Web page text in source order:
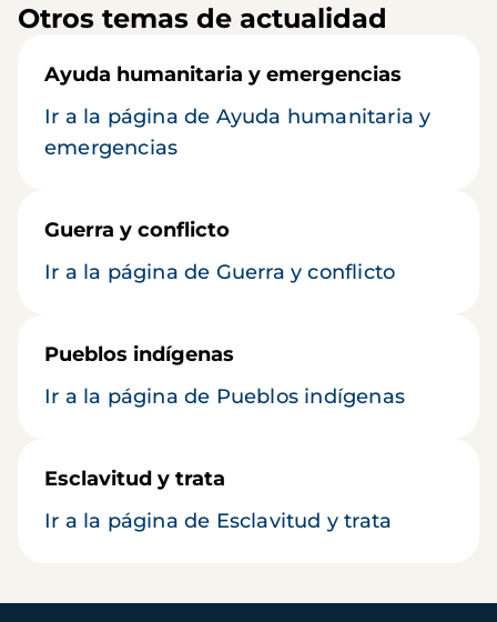
Otros temas de actualidad
Ayuda humanitaria y emergencias
Ir a la página de Ayuda humanitaria y
emergencias
Guerra y conflicto
Ir a la página de Guerra y conflicto
Pueblos indígenas
Ir a la página de Pueblos indígenas
Esclavitud y trata
Ir a la página de Esclavitud y trata